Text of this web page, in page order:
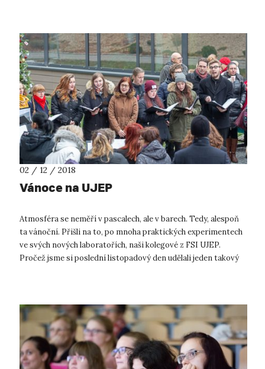
02 / 12 / 2018
Vánoce na UJEP
Atmosféra se neměří v pascalech, ale v barech. Tedy, alespoň
ta vánoční. Přišli na to, po mnoha praktických experimentech
ve svých nových laboratořích, naši kolegové z FSI UJEP.
Pročež jsme si poslední listopadový den udělali jeden takový